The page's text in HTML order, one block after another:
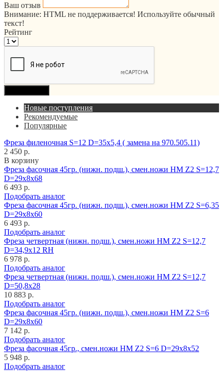
Ваш отзыв
Внимание: HTML не поддерживается! Используйте обычный
текст!
Рейтинг
Новые поступления
Рекомендуемые
Популярные
Фреза филеночная S=12 D=35x5,4 ( замена на 970.505.11)
2 450 р.
В корзину
Фреза фасочная 45гр. (нижн. подш.), смен.ножи HM Z2 S=12,7
D=29x8x68
6 493 р.
Подобрать аналог
Фреза фасочная 45гр. (нижн. подш.), смен.ножи HM Z2 S=6,35
D=29x8x60
6 493 р.
Подобрать аналог
Фреза четвертная (нижн. подш.), смен.ножи HM Z2 S=12,7
D=34,9x12 RH
6 978 р.
Подобрать аналог
Фреза четвертная (нижн. подш.), смен.ножи HM Z2 S=12,7
D=50,8x28
10 883 р.
Подобрать аналог
Фреза фасочная 45гр. (нижн. подш.), смен.ножи HM Z2 S=6
D=29x8x60
7 142 р.
Подобрать аналог
Фреза фасочная 45гр., смен.ножи HM Z2 S=6 D=29x8x52
5 948 р.
Подобрать аналог